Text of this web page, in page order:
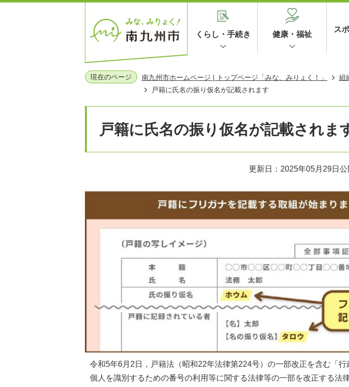
くらし・手続き 健康・福祉
ス
現在のページ 南九州市ホームページ | トップページ「みな、みりょく！」 組
戸籍に氏名の振り仮名が記載されます
戸籍に氏名の振り仮名が記載されま
更新日：2025年05月29日 公
令和5年6月2日，戸籍法（昭和22年法律第224号）の一部改正を含む「
個人を識別するための番号の利用等に関する法律等の一部を改正する法